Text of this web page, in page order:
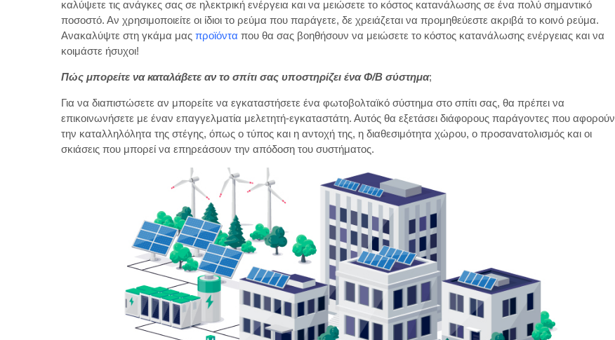
καλύψετε τις ανάγκες σας σε ηλεκτρική ενέργεια και να μειώσετε το κόστος κατανάλωσης σε ένα πολύ σημαντικό
ποσοστό. Αν χρησιμοποιείτε οι ίδιοι το ρεύμα που παράγετε, δε χρειάζεται να προμηθεύεστε ακριβά το κοινό ρεύμα.
Ανακαλύψτε στη γκάμα μας προϊόντα που θα σας βοηθήσουν να μειώσετε το κόστος κατανάλωσης ενέργειας και να
κοιμάστε ήσυχοι!
Πώς μπορείτε να καταλάβετε αν το σπίτι σας υποστηρίζει ένα Φ/Β σύστημα;
Για να διαπιστώσετε αν μπορείτε να εγκαταστήσετε ένα φωτοβολταϊκό σύστημα στο σπίτι σας, θα πρέπει να
επικοινωνήσετε με έναν επαγγελματία μελετητή-εγκαταστάτη. Αυτός θα εξετάσει διάφορους παράγοντες που αφορούν
την καταλληλόλητα της στέγης, όπως ο τύπος και η αντοχή της, η διαθεσιμότητα χώρου, ο προσανατολισμός και οι
σκιάσεις που μπορεί να επηρεάσουν την απόδοση του συστήματος.